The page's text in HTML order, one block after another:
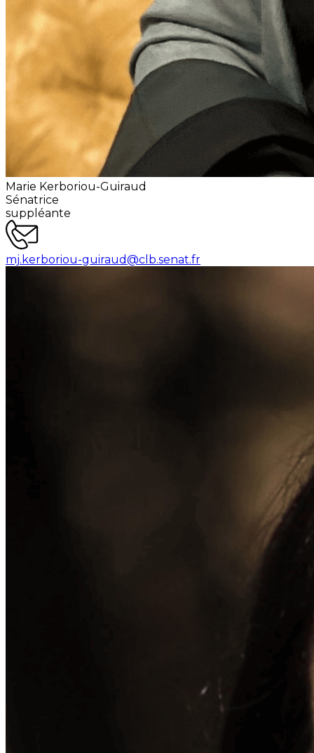
Marie Kerboriou-Guiraud
Sénatrice
suppléante
mj.kerboriou-guiraud@clb.senat.fr